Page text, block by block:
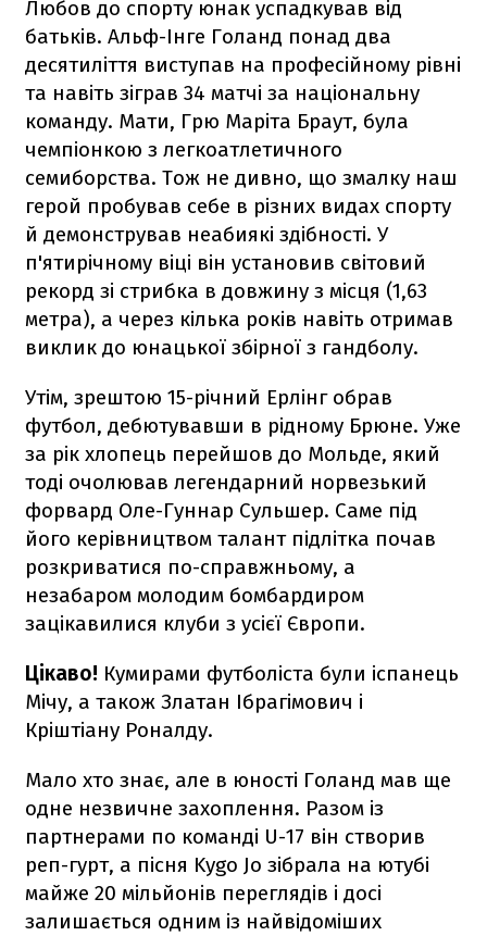
Любов до спорту юнак успадкував від
батьків. Альф-Інге Голанд понад два
десятиліття виступав на професійному рівні
та навіть зіграв 34 матчі за національну
команду. Мати, Грю Маріта Браут, була
чемпіонкою з легкоатлетичного
семиборства. Тож не дивно, що змалку наш
герой пробував себе в різних видах спорту
й демонстрував неабиякі здібності. У
п'ятирічному віці він установив світовий
рекорд зі стрибка в довжину з місця (1,63
метра), а через кілька років навіть отримав
виклик до юнацької збірної з гандболу.
Утім, зрештою 15-річний Ерлінг обрав
футбол, дебютувавши в рідному Брюне. Уже
за рік хлопець перейшов до Мольде, який
тоді очолював легендарний норвезький
форвард Оле-Гуннар Сульшер. Саме під
його керівництвом талант підлітка почав
розкриватися по-справжньому, а
незабаром молодим бомбардиром
зацікавилися клуби з усієї Європи.
Цікаво! Кумирами футболіста були іспанець
Мічу, а також Златан Ібрагімович і
Кріштіану Роналду.
Мало хто знає, але в юності Голанд мав ще
одне незвичне захоплення. Разом із
партнерами по команді U-17 він створив
реп-гурт, а пісня Kygo Jo зібрала на ютубі
майже 20 мільйонів переглядів і досі
залишається одним із найвідоміших